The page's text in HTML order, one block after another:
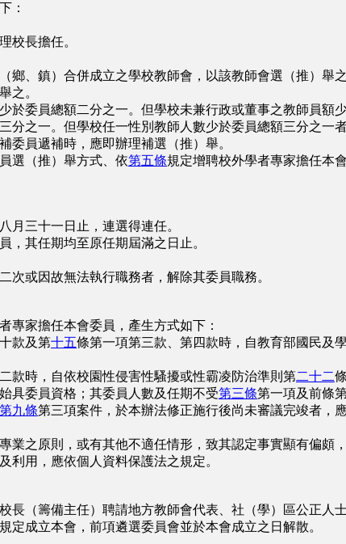
：
長擔任。
、鎮）合併成立之學校教師會，以該教師會選（推）舉
之。
委員總額二分之一。但學校未兼行政或董事之教師員額少
之一。但學校任一性別教師人數少於委員總額三分之一
委員遞補時，應即辦理補選（推）舉。
選（推）舉方式、依第五條規定增聘校外學者專家擔任本
三十一日止，連選得連任。
其任期均至原任期屆滿之日止。
或因故無法執行職務者，解除其委員職務。
專家擔任本會委員，產生方式如下：
款及第十五條第一項第三款、第四款時，自教育部國民及
款時，自依校園性侵害性騷擾或性霸凌防治準則第二十二
委員資格；其委員人數及任期不受第三條第一項及前條
第九條第三項案件，於本辦法修正施行後尚未審議完竣者，
之原則，或有其他不適任情形，致其認定事實顯有偏頗，
用，應依個人資料保護法之規定。
（籌備主任）聘請地方教師會代表、社（學）區公正人
定成立本會，前項遴選委員會並於本會成立之日解散。